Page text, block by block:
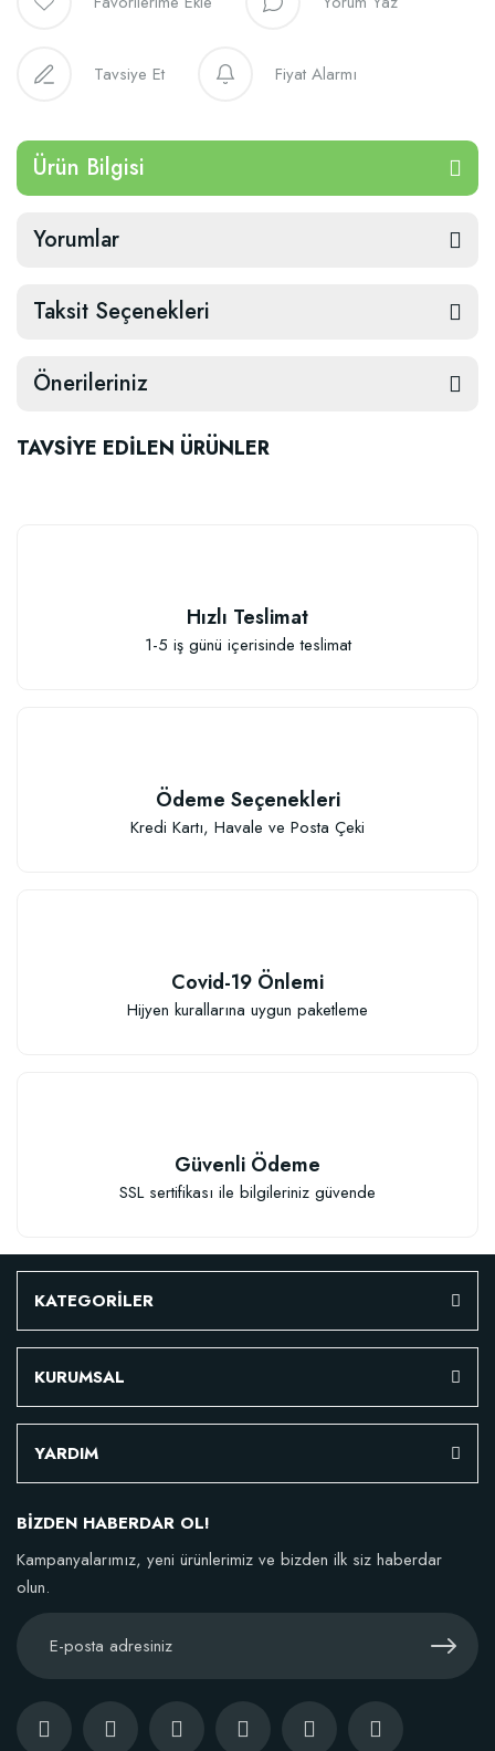
Tavsiye Et Fiyat Alarmı
Ürün Bilgisi
Yorumlar
Taksit Seçenekleri
Önerileriniz
TAVSİYE EDİLEN ÜRÜNLER
Elastik Meyve Fidanı Bağlama İpi (10 Fidan İçin )
Sepete Ekle
Özel Karışım Fidan Tutma Yüzdesini Arttıran Organik Dikim Gübresi (10
Sepete Ekle
Hızlı Teslimat
1-5 iş günü içerisinde teslimat
Ödeme Seçenekleri
Kredi Kartı, Havale ve Posta Çeki
Covid-19 Önlemi
Hijyen kurallarına uygun paketleme
Güvenli Ödeme
SSL sertifikası ile bilgileriniz güvende
KATEGORİLER
KURUMSAL
YARDIM
BİZDEN HABERDAR OL!
Kampanyalarımız, yeni ürünlerimiz ve bizden ilk siz haberdar
olun.